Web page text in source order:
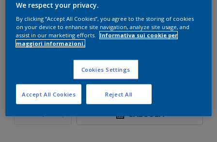
Seleziona un colore
Quantità Paint Calculator
CALCOLA
We respect your privacy.
By clicking “Accept All Cookies”, you agree to the storing of cookies
on your device to enhance site navigation, analyze site usage, and
assist in our marketing efforts.
Informativa sui cookie per
maggiori informazioni.
Cookies Settings
Reject All
Accept All Cookies